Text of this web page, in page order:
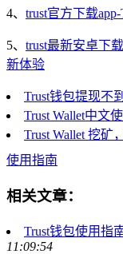
4、 trust官方下载
5、 trust最新安卓下
新体验
Trust钱包提现不
Trust Wallet中文
Trust Wallet 挖矿
使用指南
相关文章：
Trust钱包使用指
11:09:54